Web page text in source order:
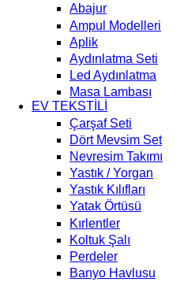
Abajur
Ampul Modelleri
Aplik
Aydınlatma Seti
Led Aydınlatma
Masa Lambası
EV TEKSTİLİ
Çarşaf Seti
Dört Mevsim Set
Nevresim Takımı
Yastık / Yorgan
Yastık Kılıfları
Yatak Örtüsü
Kırlentler
Koltuk Şalı
Perdeler
Banyo Havlusu